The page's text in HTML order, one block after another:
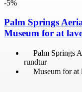
-5%
Palm Springs
Museum for at
Palm Springs
rundtur
Museum for at